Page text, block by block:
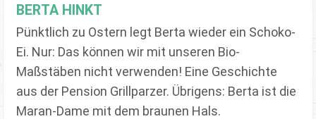
BERTA HINKT
Pünktlich zu Ostern legt Berta wieder ein Schoko-
Ei. Nur: Das können wir mit unseren Bio-
Maßstäben nicht verwenden! Eine Geschichte
aus der Pension Grillparzer. Übrigens: Berta ist die
Maran-Dame mit dem braunen Hals.